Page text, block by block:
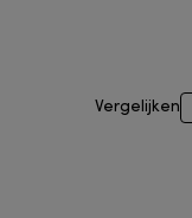
Vergelijken